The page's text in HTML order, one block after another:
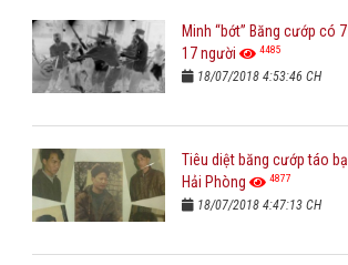
Minh “bớt” Băng cướp có
17 người
4485
18/07/2018 4:53:46 CH
Tiêu diệt băng cướp táo
Hải Phòng
4877
18/07/2018 4:47:13 CH